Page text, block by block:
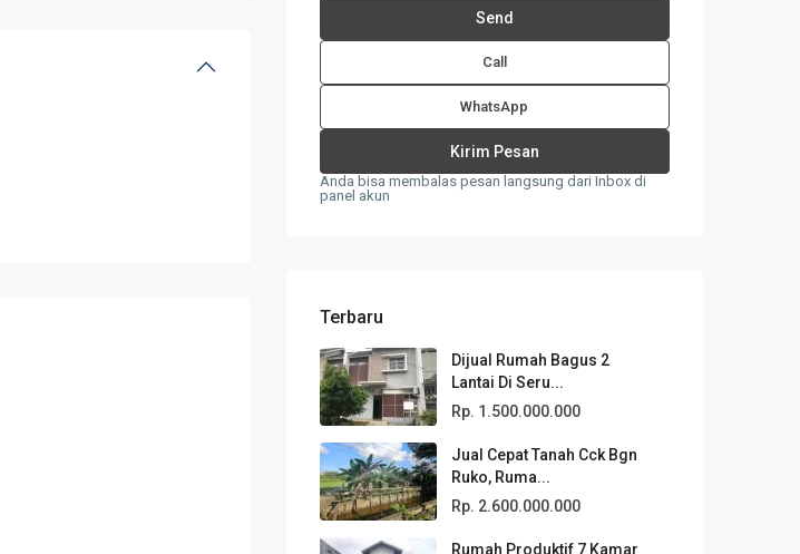
Call
WhatsApp
Anda bisa membalas pesan langsung dari Inbox di
panel akun
Terbaru
Dijual Rumah Bagus 2
Lantai Di Seru...
Rp. 1.500.000.000
Jual Cepat Tanah Cck Bgn
Ruko, Ruma...
Rp. 2.600.000.000
Rumah Produktif 7 Kamar